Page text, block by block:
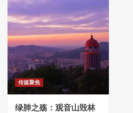
传媒聚焦
绿肺之殇：观音山毁林